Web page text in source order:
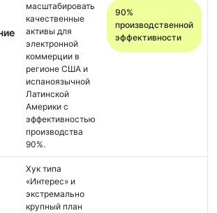
масштабировать
качественные
активы для
электронной
коммерции в
регионе США и
испаноязычной
Латинской
Америки с
эффективностью
производства
90%.
90%
производственной
эффективности
Хук типа
«Интерес» и
экстремально
крупный план